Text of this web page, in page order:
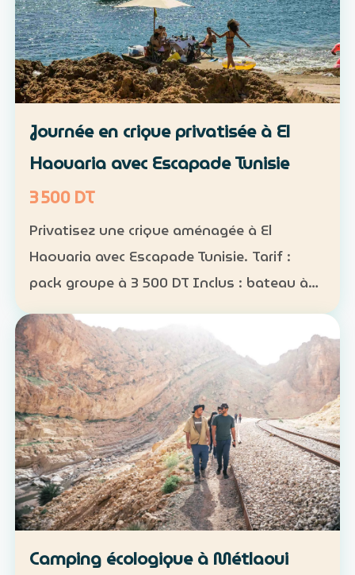
Journée en crique privatisée à El
Haouaria avec Escapade Tunisie
3 500 DT
Privatisez une crique aménagée à El
Haouaria avec Escapade Tunisie. Tarif :
pack groupe à 3 500 DT Inclus : bateau à
disposition, transfert, activités nautiques
et déjeuner selon la formule convenue Août
2026 : complet…
Camping écologique à Métlaoui